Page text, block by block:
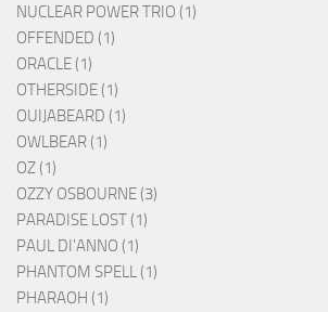
NUCLEAR POWER TRIO (1)
OFFENDED (1)
ORACLE (1)
OTHERSIDE (1)
OUIJABEARD (1)
OWLBEAR (1)
OZ (1)
OZZY OSBOURNE (3)
PARADISE LOST (1)
PAUL DI'ANNO (1)
PHANTOM SPELL (1)
PHARAOH (1)